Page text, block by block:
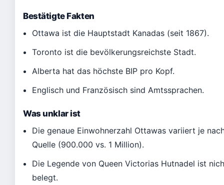
Bestätigte Fakten
Ottawa ist die Hauptstadt Kanadas (seit 1867).
Toronto ist die bevölkerungsreichste Stadt.
Alberta hat das höchste BIP pro Kopf.
Englisch und Französisch sind Amtssprachen.
Was unklar ist
Die genaue Einwohnerzahl Ottawas variiert je
Quelle (900.000 vs. 1 Million).
Die Legende von Queen Victorias Hutnadel ist
belegt.